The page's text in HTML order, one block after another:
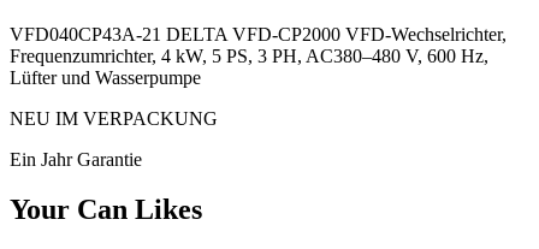
VFD040CP43A-21 DELTA VFD-CP2000 VFD-Wechselrichter,
Frequenzumrichter, 4 kW, 5 PS, 3 PH, AC380–480 V, 600 Hz,
Lüfter und Wasserpumpe
NEU IM VERPACKUNG
Ein Jahr Garantie
Your Can Likes